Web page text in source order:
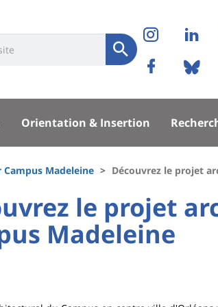
Soumettre
Réseaux
sociaux
Orientation & Insertion
Campus Madeleine Découvrez le projet
le projet
Madeleine